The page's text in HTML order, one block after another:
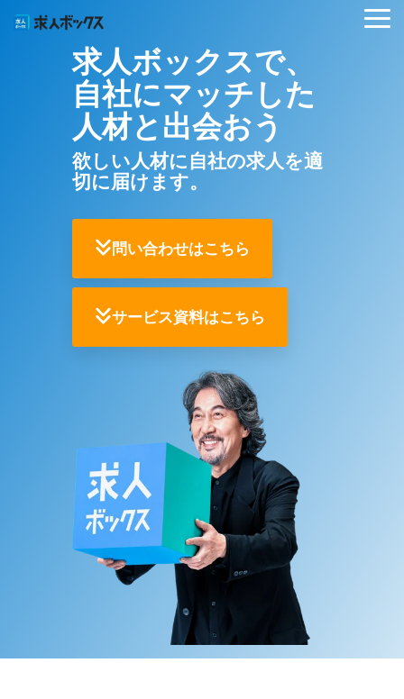
求人ボックスで、
自社にマッチした
人材と出会おう
欲しい人材に自社の求人を適
切に届けます。
問い合わせはこちら
サービス資料はこちら